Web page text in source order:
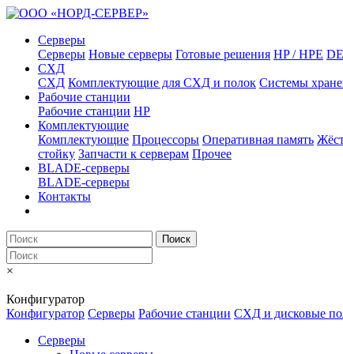
Серверы
Серверы Новые серверы Готовые решения HP / HPE
СХД
СХД Комплектующие для СХД и полок Системы
Рабочие станции
Рабочие станции HP
Комплектующие
Комплектующие Процессоры Оперативная память
стойку Запчасти к серверам Прочее
BLADE-серверы
BLADE-серверы
Контакты
Поиск
×
Конфигуратор
Конфигуратор Серверы Рабочие станции СХД и дисковые
Серверы